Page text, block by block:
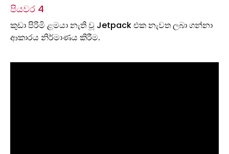
පියවර 4
කුඩා පිරිමි ළමයා නැති වූ Jetpack එක නැවත ලබා ගන්නා
ආකාරය නිර්මාණය කිරීම.